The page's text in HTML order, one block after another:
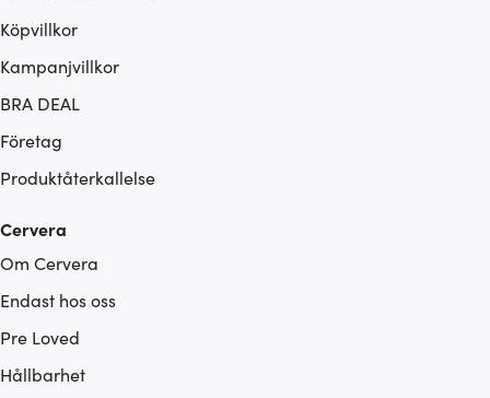
Köpvillkor
Kampanjvillkor
BRA DEAL
Företag
Produktåterkallelse
Cervera
Om Cervera
Endast hos oss
Pre Loved
Hållbarhet